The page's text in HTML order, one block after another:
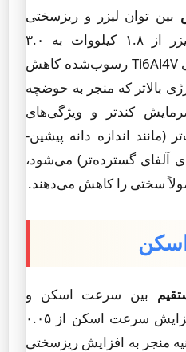
بین توان لیزر و ریزسختی
یافت. با افزایش توان لیزر از ۱.۸ کیلووات به ۳.۰
کیلووات، میانگین ریزسختی Ti6Al4V رسوب‌شده کاهش
بالاتر که منجر به حوضچه
کندتر و ویژگی‌های
(مانند اندازه دانه پیشین-
آلفای گسترده‌تر) می‌شود،
سختی را کاهش می‌دهند.
بین سرعت اسکن و
ریزسختی مشاهده شد. افزایش سرعت اسکن از ۰.۰۵
۰.۱ متر بر ثانیه منجر به افزایش ریزسختی